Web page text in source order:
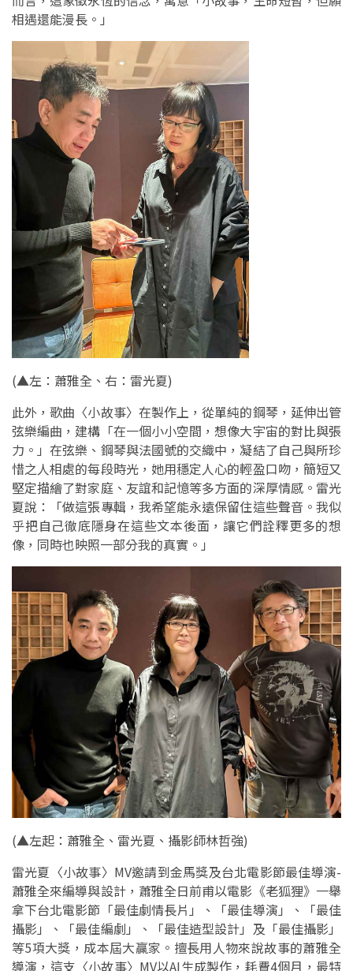
相遇還能漫長。」
(▲左：蕭雅全、右：雷光夏)
此外，歌曲〈小故事〉在製作上，從單純的鋼琴，延伸出管
弦樂編曲，建構「在一個小小空間，想像大宇宙的對比與張
力。」在弦樂、鋼琴與法國號的交織中，凝結了自己與所珍
惜之人相處的每段時光，她用穩定人心的輕盈口吻，簡短又
堅定描繪了對家庭、友誼和記憶等多方面的深厚情感。雷光
夏說：「做這張專輯，我希望能永遠保留住這些聲音。我似
乎把自己徹底隱身在這些文本後面，讓它們詮釋更多的想
像，同時也映照一部分我的真實。」
(▲左起：蕭雅全、雷光夏、攝影師林哲強)
雷光夏〈小故事〉MV邀請到金馬獎及台北電影節最佳導演-
蕭雅全來編導與設計，蕭雅全日前甫以電影《老狐狸》一舉
拿下台北電影節「最佳劇情長片」、「最佳導演」、「最佳
攝影」、「最佳編劇」、「最佳造型設計」及「最佳攝影」
等5項大獎，成本屆大贏家。擅長用人物來說故事的蕭雅全
導演，這支〈小故事〉MV以AI生成製作，耗費4個月，最特